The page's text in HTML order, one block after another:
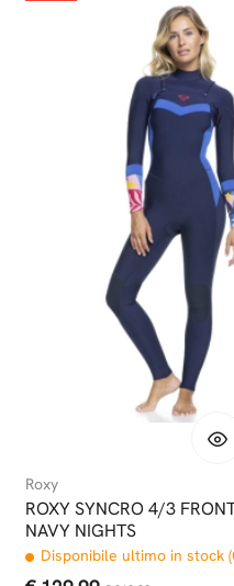
Roxy
ROXY SYNCRO 4/3
NAVY NIGHTS
Disponibile ultimo in stock